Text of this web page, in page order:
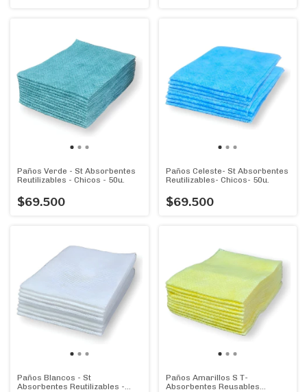
Paños Verde - St Absorbentes
Reutilizables - Chicos - 50u.
$69.500
Paños Celeste- St Absorbentes
Reutilizables- Chicos- 50u.
$69.500
Paños Blancos - St
Absorbentes Reutilizables -
Paños Amarillos S T-
Absorbentes Reusables